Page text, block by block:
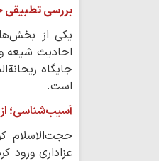
بررسی تطبیقی
یکی از
احادیث شیعه
جایگاه
است.
آسیب‌شناسی؛
حجت‌الاسلام
عزاداری ورود